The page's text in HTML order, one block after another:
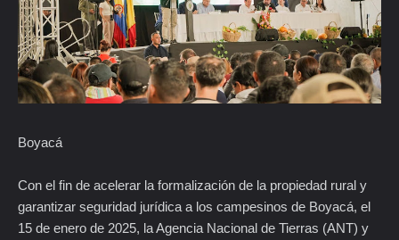
Boyacá
Con el fin de acelerar la formalización de la propiedad rural y
garantizar seguridad jurídica a los campesinos de Boyacá, el
15 de enero de 2025, la Agencia Nacional de Tierras (ANT) y